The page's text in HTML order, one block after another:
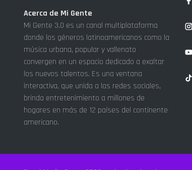
Acerca de Mi Gente
Mi Gente 3.0 es un canal multiplataforma
donde los géneros latinoamericanos como la
música urbana, popular y vallenato
convergen en un espacio dedicado a exaltar
los nuevos talentos. Es una ventana
interactiva, que unida a las redes sociales,
brinda entretenimiento a millones de
hogares en más de 12 países del continente
americano.